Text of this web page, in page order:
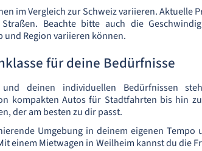
im Vergleich zur Schweiz variieren. Aktuelle
Beachte bitte auch die
und Region variieren können.
für deine Bedürfnisse
deinen individuellen Bedürfnissen
kompakten Autos für Stadtfahrten bis hin
der am besten zu dir passt.
Umgebung in deinem eigenen Tempo
einem Mietwagen in Weilheim kannst du die